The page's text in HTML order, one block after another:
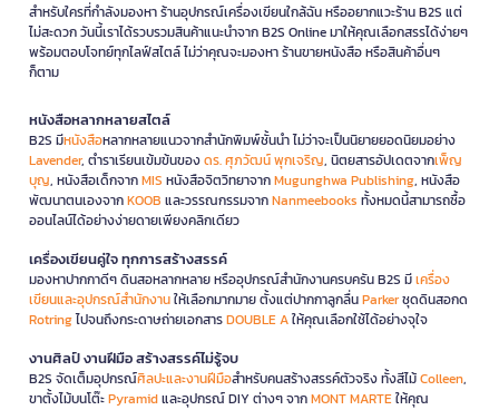
สำหรับใครที่กำลังมองหา ร้านอุปกรณ์เครื่องเขียนใกล้ฉัน หรืออยากแวะร้าน B2S แต่
ไม่สะดวก วันนี้เราได้รวบรวมสินค้าแนะนำจาก B2S Online มาให้คุณเลือกสรรได้ง่ายๆ
พร้อมตอบโจทย์ทุกไลฟ์สไตล์ ไม่ว่าคุณจะมองหา ร้านขายหนังสือ หรือสินค้าอื่นๆ
ก็ตาม
หนังสือหลากหลายสไตล์
B2S มีหนังสือหลากหลายแนวจากสำนักพิมพ์ชั้นนำ ไม่ว่าจะเป็นนิยายยอดนิยมอย่าง
Lavender, ตำราเรียนเข้มข้นของดร. ศุภวัฒน์ พุกเจริญ, นิตยสารอัปเดตจากเพ็ญ
บุญ, หนังสือเด็กจากMIS หนังสือจิตวิทยาจากMugunghwa Publishing, หนังสือ
พัฒนาตนเองจากKOOB และวรรณกรรมจากNanmeebooks ทั้งหมดนี้สามารถซื้อ
ออนไลน์ได้อย่างง่ายดายเพียงคลิกเดียว
เครื่องเขียนคู่ใจ ทุกการสร้างสรรค์
มองหาปากกาดีๆ ดินสอหลากหลาย หรืออุปกรณ์สำนักงานครบครัน B2S มีเครื่อง
เขียนและอุปกรณ์สำนักงานให้เลือกมากมาย ตั้งแต่ปากกาลูกลื่นParkerชุดดินสอกด
Rotringไปจนถึงกระดาษถ่ายเอกสารDOUBLE Aให้คุณเลือกใช้ได้อย่างจุใจ
งานศิลป์ งานฝีมือ สร้างสรรค์ไม่รู้จบ
B2S จัดเต็มอุปกรณ์ศิลปะและงานฝีมือสำหรับคนสร้างสรรค์ตัวจริง ทั้งสีไม้Colleen,
ขาตั้งไม้บนโต๊ะPyramidและอุปกรณ์ DIY ต่างๆ จากMONT MARTEให้คุณ